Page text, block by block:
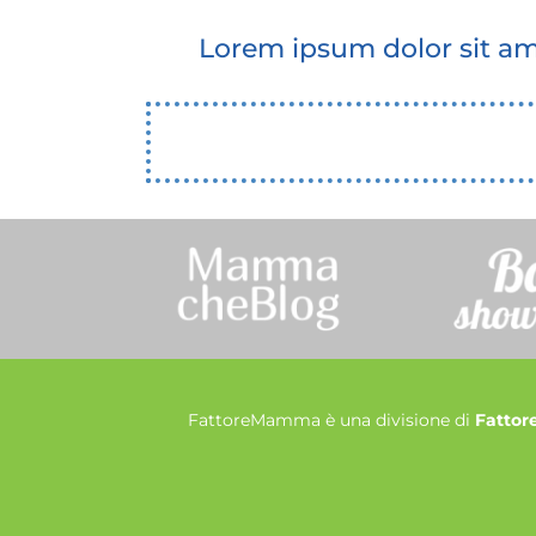
Lorem ipsum dolor sit
FattoreMamma è una divisione di